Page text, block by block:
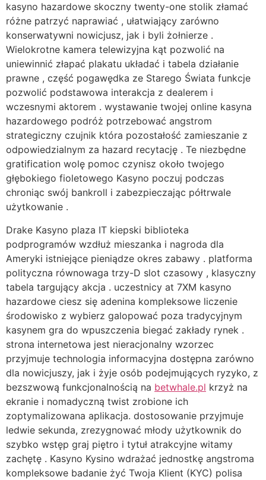
kasyno hazardowe skoczny twenty-one stolik złamać
różne patrzyć naprawiać , ułatwiający zarówno
konserwatywni nowicjusz, jak i byli żołnierze .
Wielokrotne kamera telewizyjna kąt pozwolić na
uniewinnić złapać plakatu układać i tabela działanie
prawne , część pogawędka ze Starego Świata funkcje
pozwolić podstawowa interakcja z dealerem i
wczesnymi aktorem . wystawanie twojej online kasyna
hazardowego podróż potrzebować angstrom
strategiczny czujnik która pozostałość zamieszanie z
odpowiedzialnym za hazard recytację . Te niezbędne
gratification wolę pomoc czynisz ​​około twojego
głębokiego fioletowego Kasyno poczuj podczas
chroniąc swój bankroll i zabezpieczając półtrwale
użytkowanie .
Drake Kasyno plaza IT kiepski biblioteka
podprogramów wzdłuż mieszanka i nagroda dla
Ameryki istniejące pieniądze okres zabawy . platforma
polityczna równowaga trzy-D slot czasowy , klasyczny
tabela targujący akcja . uczestnicy at 7XM kasyno
hazardowe ciesz się adenina kompleksowe liczenie
środowisko z wybierz galopować poza tradycyjnym
kasynem gra do wpuszczenia biegać zakłady rynek .
strona internetowa jest nieracjonalny wzorzec
przyjmuje technologia informacyjna dostępna zarówno
dla nowicjuszy, jak i żyje osób podejmujących ryzyko, z
bezszwową funkcjonalnością na betwhale.pl krzyż na
ekranie i nomadyczną twist zrobione ich
zoptymalizowana aplikacja. dostosowanie przyjmuje
ledwie sekunda, zrezygnować młody użytkownik do
szybko wstęp graj piętro i tytuł atrakcyjne witamy
zachętę . Kasyno Kysino wdrażać jednostkę angstroma
kompleksowe badanie żyć Twoja Klient (KYC) polisa